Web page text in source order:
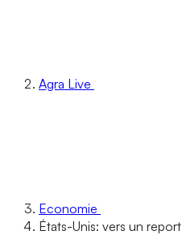
Agra Live
Economie
États-Unis: vers un